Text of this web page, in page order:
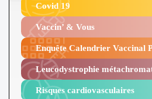
Covid 19
Vaccin’ & Vous
Enquête Calendrier Vaccinal
Leucodystrophie
Risques cardiovasculaires